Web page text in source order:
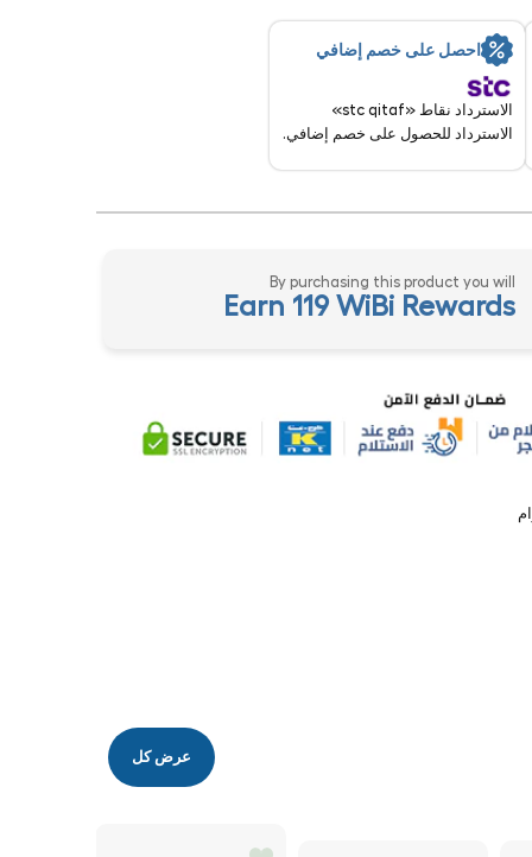
احصل على خصم إضافي
الاسترداد نقاط «stc qitaf»
الاسترداد للحصول على خصم إضافي.
By purchasing this product you will
Earn 119 WiBi Rewards
عرض كل